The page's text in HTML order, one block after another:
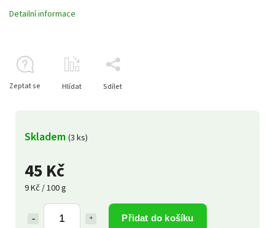
45 Kč
9 Kč / 100 g
Přidat do košíku
Skladem (3 ks)
Detailní informace
Zeptat se Hlídat Sdílet